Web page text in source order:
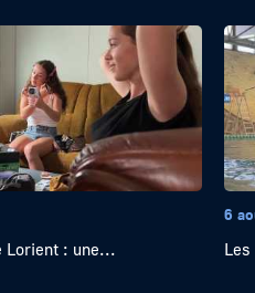
Lorient : une...
6